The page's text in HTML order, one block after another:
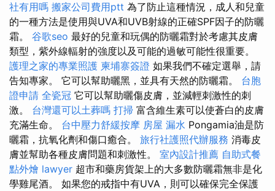
社有用嗎 搬家公司費用ptt 為了防止這種情況，成人和兒童
的一種方法是使用與UVA和UVB射線的正確SPF因子的防曬
霜。 谷歌seo 最好的兒童和玩偶的防曬霜對於考慮其皮膚
類型，紫外線輻射的強度以及可能的過敏可能性很重要。
護理之家的專業照護 柬埔寨簽證 如果我們不確定選舉，請
告知專家。 它可以幫助曬黑，並具有天然的防曬霜。 台胞
證申請 全瓷冠 它可以幫助曬傷皮膚，並減輕刺激性的刺
激。 台灣還可以土葬嗎 打掃 富含維生素可以使蒼白的皮膚
充滿生命。 台中壓力舒緩按摩 房屋 漏水 Pongamia油是防
曬霜，抗氧化劑和傷口癒合。 旅行社護照代辦服務 消毒皮
膚並幫助各種皮膚問題和刺激性。 室內設計推薦 自助式餐
點外燴 lawyer 超市和藥房貨架上的大多數防曬霜無非是化
學雞尾酒。 如果您的戒指中有UVA，則可以確保完全保護